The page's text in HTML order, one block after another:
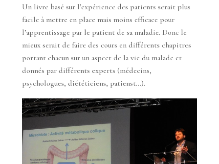
Un livre basé sur l’expérience des patients serait plus
facile à mettre en place mais moins efficace pour
l’apprentissage par le patient de sa maladie. Donc le
mieux serait de faire des cours en différents chapitres
portant chacun sur un aspect de la vie du malade et
donnés par différents experts (médecins,
psychologues, diététiciens, patienst…).